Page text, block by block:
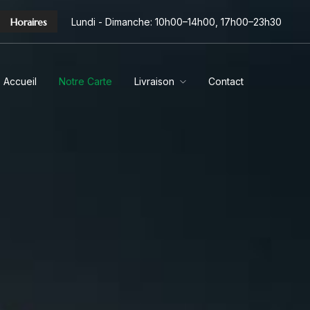
Horaires Lundi - Dimanche: 10h00–14h00, 17h00–23h30
Accueil Notre Carte Livraison Contact